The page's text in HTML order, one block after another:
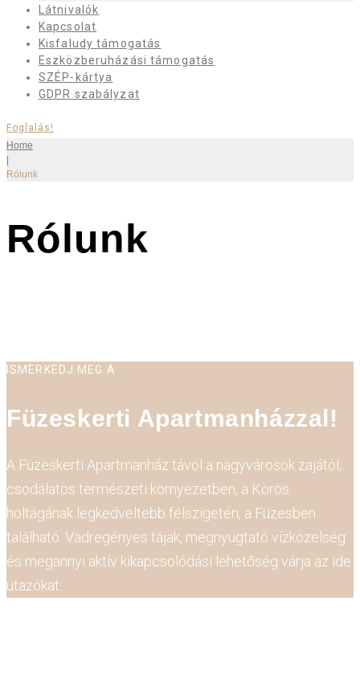
Látnivalók
Kapcsolat
Kisfaludy támogatás
Eszközberuházási támogatás
SZÉP-kártya
GDPR szabályzat
Foglalás!
Home
Rólunk
Rólunk
ISMERKEDJ MEG A
Füzeskerti Apartmanházzal!
A Füzeskerti Apartmanház távol a nagyvárosok zajától,
csodálatos természeti környezetben, a Körös
holtágának legkedveltebb félszigetén, a Füzesben
található. Vadregényes tájak, megnyugtató vízközelség
és megannyi aktív kikapcsolódási lehetőség várja az ide
utazókat.